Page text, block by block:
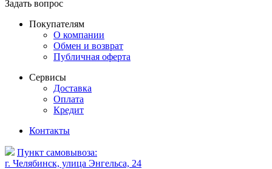
Задать вопрос
Покупателям
О компании
Обмен и возврат
Публичная оферта
Сервисы
Доставка
Оплата
Кредит
Контакты
Пункт самовывоза:
г. Челябинск, улица Энгельса, 24